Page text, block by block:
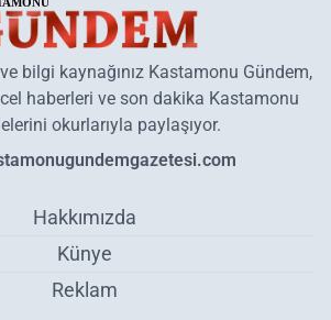
bilgi kaynağınız Kastamonu Gündem,
haberleri ve son dakika Kastamonu
okurlarıyla paylaşıyor.
Hakkımızda
Künye
Reklam